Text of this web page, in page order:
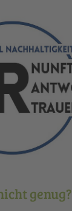
genug?